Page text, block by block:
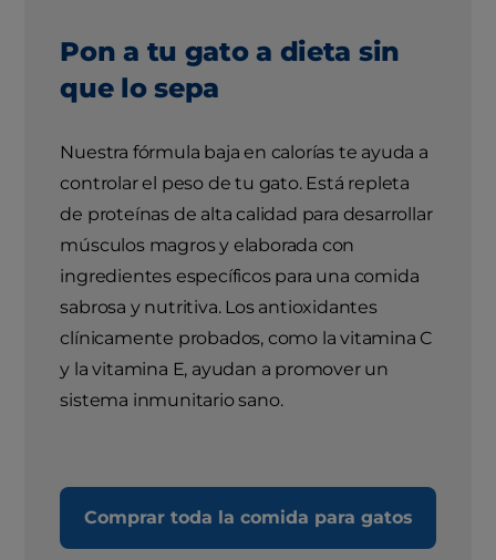
Pon a tu gato a dieta sin
que lo sepa
Nuestra fórmula baja en calorías te ayuda a
controlar el peso de tu gato. Está repleta
de proteínas de alta calidad para desarrollar
músculos magros y elaborada con
ingredientes específicos para una comida
sabrosa y nutritiva. Los antioxidantes
clínicamente probados, como la vitamina C
y la vitamina E, ayudan a promover un
sistema inmunitario sano.
Comprar toda la comida para gatos